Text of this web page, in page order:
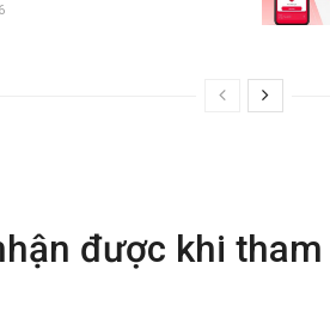
được khi